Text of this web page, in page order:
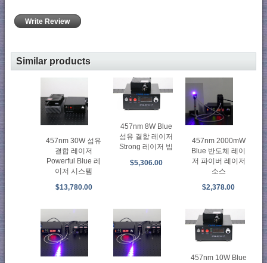
Write Review
Similar products
457nm 30W 섬유
결합 레이저
Powerful Blue 레
이저 시스템
$13,780.00
457nm 8W Blue
섬유 결합 레이저
Strong 레이저 빔
$5,306.00
457nm 2000mW
Blue 반도체 레이
저 파이버 레이저
소스
$2,378.00
457nm 10W Blue